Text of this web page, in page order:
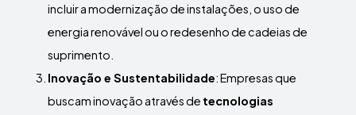
incluir a modernização de instalações, o uso de
energia renovável ou o redesenho de cadeias de
suprimento.
Inovação e Sustentabilidade: Empresas que
buscam inovação através de tecnologias